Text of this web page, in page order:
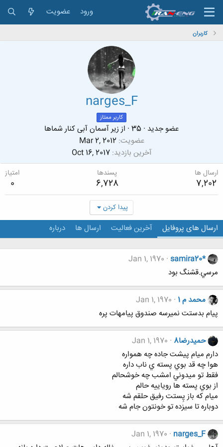
ورود عضویت
کاربران
narges_F
کاربر ممتاز
عضو جدید ·
· از زیر آسمان آبی کنار شماها
عضویت Mar 2, 2012
آخرین بازدید Oct 16, 2017
ارسال ها
7,202
پسندها
6,728
امتیاز
0
پیدا کردن
ارسال های پروفایل آخرین فعالیت ارسال ها درباره
samira20*
Jan 1, 1970
مرسي.قشنگ بود
محمد م 1
Jan 1, 1970
پیام بدستت نمیرسه صندوق پیامهات پره
حمیدرضا8
Jan 1, 1970
دارم ميام پيشت جاده چه همواره
هوا چه قد بوي پسته ي ناب داره
فقط تو ميدوني امشب چه خوشحالم
از بوي پسته ها روياييه حالم
ميام كه باز پِستت رفيق حلقم شه
دوباره تا سيزده تو خونتون جام شه
narges_F
Jan 1, 1970